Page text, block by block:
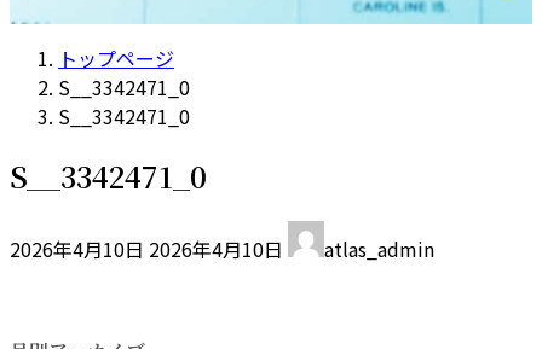
トップページ
S__3342471_0
S__3342471_0
S__3342471_0
2026年4月10日 終
2026年4月10日 atlas_admin